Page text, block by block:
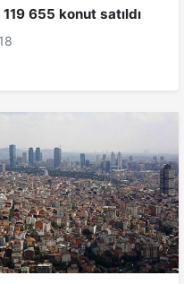
655 konut satıldı